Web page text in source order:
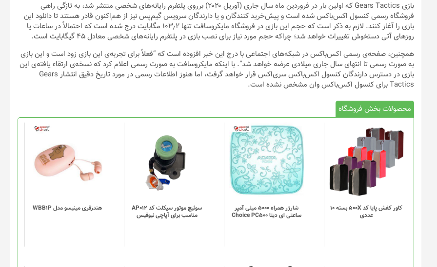
بازی Gears Tactics که اولین بار در فروردین ماه سال جاری (آوریل ۲۰۲۰) برروی پلتفرم رایانه‌های شخصی منتشر شد، به تازگی راهی
فروشگاه رسمی کنسول اکس‌باکس شده است و پیش‌خرید کنندگان و یا دارندگان سرویس گیم‌پس نیز از هم‌اکنون قادر هستند تا دانلود این
بازی را آغاز کنند. لازم به ذکر است که حجم این بازی در فروشگاه مایکروسافت تنها ۱۰۳٫۲ مگابایت درج شده است که احتمالاً در ساعات یا
روزهای آتی دستخوش تغییرات خواهد شد؛ چراکه حجم مورد نیاز برای نصب بازی در پلتفرم رایانه‌های شخصی معادل ۴۵ گیگابایت است.
همچنین، صفحه‌ی رسمی اکس‌باکس در شبکه‌های اجتماعی با درج این خبر افزوده است که “فعلاً برای تجربه‌ی این بازی زود است و این بازی
به صورت رسمی تا انتهای سال جاری میلادی عرضه خواهد شد”. با اینکه مایکروسافت به صورت رسمی اعلام کرد که نسخه‌ی ارتقاء یافته‌ی این
بازی در دسترس دارندگان کنسول اکس‌باکس سری‌اکس قرار خواهد گرفت، اما هنوز اطلاعات رسمی در مورد تاریخ دقیق انتشار Gears
Tactics برای کنسول اکس‌باکس‌ وان مشخص نشده است.
محصولات بخش فروشگاه
کاور کفش پایا کد 500X بسته 10
عددی
شارژر همراه 5000 میلی آمپر
ساعتی ای دیتا Choice PC500
سوئیچ موتور سیکلت کد AP012
مناسب برای آپاچی نیوفیس
هندزفری مینیسو مدل WBB1P